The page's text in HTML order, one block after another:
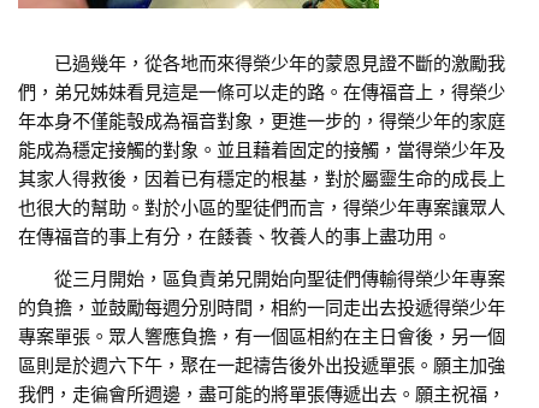
已過幾年，從各地而來得榮少年的蒙恩見證不斷的激勵我
們，弟兄姊妹看見這是一條可以走的路。在傳福音上，得榮少
年本身不僅能彀成為福音對象，更進一步的，得榮少年的家庭
能成為穩定接觸的對象。並且藉着固定的接觸，當得榮少年及
其家人得救後，因着已有穩定的根基，對於屬靈生命的成長上
也很大的幫助。對於小區的聖徒們而言，得榮少年專案讓眾人
在傳福音的事上有分，在餧養、牧養人的事上盡功用。
從三月開始，區負責弟兄開始向聖徒們傳輸得榮少年專案
的負擔，並鼓勵每週分別時間，相約一同走出去投遞得榮少年
專案單張。眾人響應負擔，有一個區相約在主日會後，另一個
區則是於週六下午，聚在一起禱告後外出投遞單張。願主加強
我們，走徧會所週邊，盡可能的將單張傳遞出去。願主祝福，